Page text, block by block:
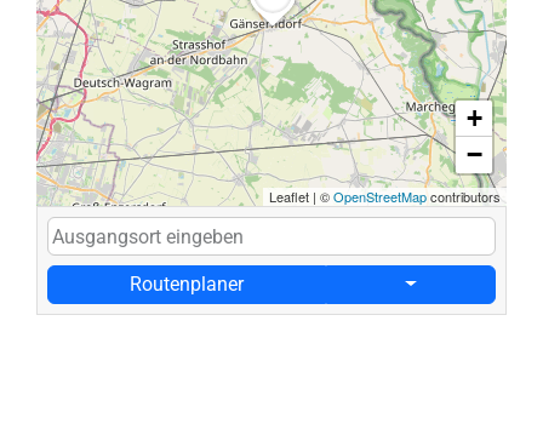
+
−
Leaflet | ©OpenStreetMapcontributors
Routenplaner